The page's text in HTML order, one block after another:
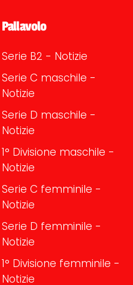
Pallavolo
Serie B2 - Notizie
Serie C maschile -
Notizie
Serie D maschile -
Notizie
1° Divisione maschile -
Notizie
Serie C femminile -
Notizie
Serie D femminile -
Notizie
1° Divisione femminile -
Notizie